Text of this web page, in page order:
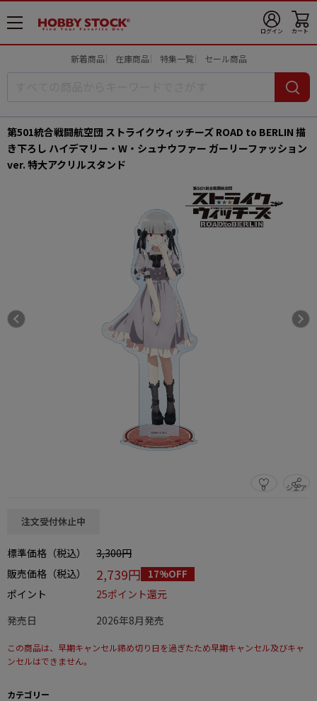
メ
ニ
ログイン カート
新着商品 在庫商品 特集一覧 セール商品
第501統合戦闘航空団 ストライクウィッチーズ ROAD to BERLIN 描
き下ろし ハイデマリー・W・シュナウファー ガーリーファッション
ver. 特大アクリルスタンド
0 シェア
この商品をシェアする
注文受付休止中
標準価格（税込）
3,300円
販売価格（税込）
2,739円 17%OFF
ポイント
25ポイント還元
発売日
2026年8月発売
この商品は、早期キャンセル締め切り日を過ぎたため早期キャンセル及びキャ
ンセルはできません。
カテゴリー